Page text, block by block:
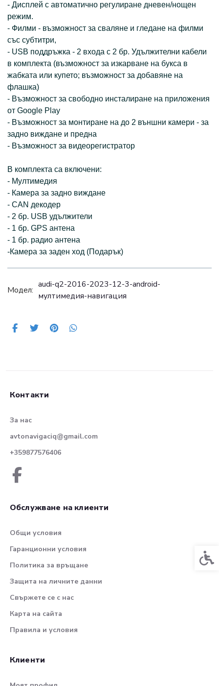
- Дисплей с автоматично регулиране дневен/нощен
режим.
- Филми - възможност за сваляне и гледане на филми
със субтитри,
- USB поддръжка - 2 входа с 2 бр. Удължителни кабели
в комплекта (възможност за изкарване на букса в
жабката или купето; възможност за добавяне на
флашка)
- Възможност за свободно инсталиране на приложения
от Google Play
- Възможност за монтиране на до 2 външни камери - за
задно виждане и предна
- Възможност за видеорегистратор
В комплекта са включени:
- Мултимедия
- Камера за ­­­­задно виждане
- CAN декодер
- 2 бр. USB удължители
- 1 бр. GPS антена
- 1 бр. радио антена
-Камера за заден ход (Подарък)
Модел:
audi-q2-2016-2023-12-3-android-
мултимедия-навигация
Контакти
За нас
avtonavigaciq@gmail.com
+359877576406
Обслужване на клиенти
Общи условия
Гаранционни условия
Политика за връщане
Защита на личните данни
Свържете се с нас
Карта на сайта
Правила и условия
Клиенти